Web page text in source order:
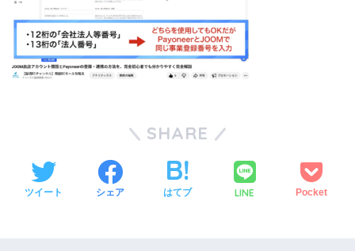
SHARE
ツイート シェア はてブ LINE Pocket